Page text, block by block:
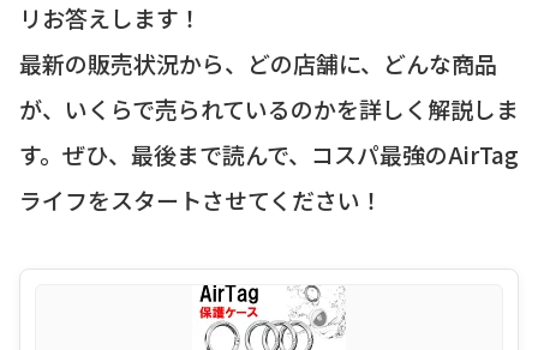
リお答えします！
最新の販売状況から、どの店舗に、どんな商品
が、いくらで売られているのかを詳しく解説しま
す。ぜひ、最後まで読んで、コスパ最強のAirTag
ライフをスタートさせてください！